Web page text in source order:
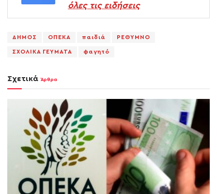
όλες τις ειδήσεις
ΔΗΜΟΣ ΟΠΕΚΑ παιδιά ΡΕΘΥΜΝΟ
ΣΧΟΛΙΚΑ ΓΕΥΜΑΤΑ φαγητό
Σχετικά Άρθρα